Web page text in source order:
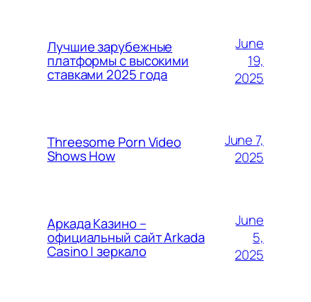
Лучшие зарубежные
платформы с высокими
ставками 2025 года
June
19,
2025
Threesome Porn Video
Shows How
June 7,
2025
Аркада Казино –
официальный сайт Arkada
Casino | зеркало
June
5,
2025